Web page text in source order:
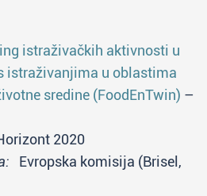
istraživačkih aktivnosti u
istraživanjima u oblastima
sredine (FoodEnTwin) –
2020
Evropska komisija (Brisel,